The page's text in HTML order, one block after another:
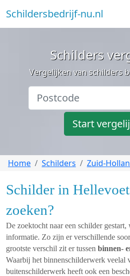
Schildersbedrijf-nu.nl
Schilders
Vergelijken van schilders
Start
Home Schilders Zuid-
Schilder in
zoeken?
De zoektocht naar een schilder
informatie. Zo zijn er verschillende
grootste verschil zit er tussen binnen-
Waarbij het binnenschilderwerk veelal
buitenschilderwerk heeft ook een